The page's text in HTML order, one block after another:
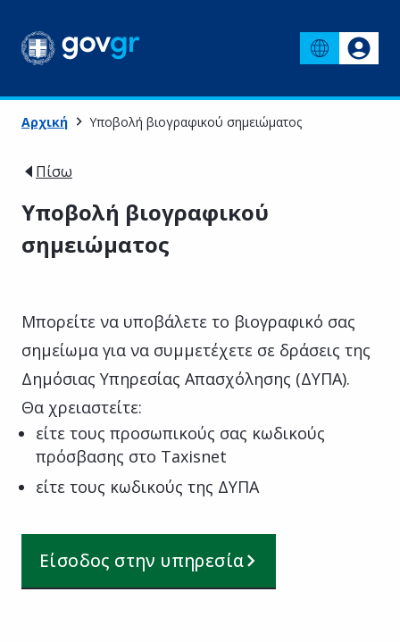
Αρχική Υποβολή βιογραφικού σημειώματος
Πίσω
Υποβολή βιογραφικού
σημειώματος
Μπορείτε να υποβάλετε το βιογραφικό σας
σημείωμα για να συμμετέχετε σε δράσεις της
Δημόσιας Υπηρεσίας Απασχόλησης (ΔΥΠΑ).
Θα χρειαστείτε:
είτε τους προσωπικούς σας κωδικούς
πρόσβασης στο Taxisnet
είτε τους κωδικούς της ΔΥΠΑ
Είσοδος στην υπηρεσία